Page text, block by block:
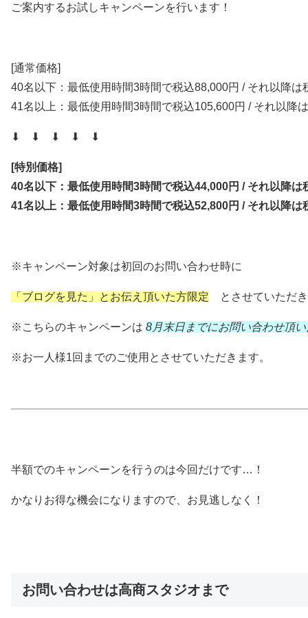
ご案内するお試しキャンペーンを行います！
[通常価格]
40名以下：最低使用時間3時間で税込88,000円 / それ以降は
41名以上：最低使用時間3時間で税込105,600円 / それ以降
⬇ ⬇ ⬇ ⬇ ⬇
[特別価格]
40名以下：最低使用時間3時間で税込44,000円 / それ以降は
41名以上：最低使用時間3時間で税込52,800円 / それ以降は
※キャンペーン対象は初回のお問い合わせ時に
「ブログを見た」とお伝え頂いた方限定 とさせていただ
※こちらのキャンペーンは 8月末日までにお問い合わせ頂
※お一人様1回までのご使用とさせていただきます。
半額でのキャンペーンを行うのは今回だけです…！
かなりお得な機会になりますので、お見逃しなく！
お問い合わせは高商スタジオまで